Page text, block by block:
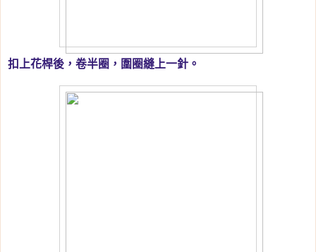
扣上花桿後，卷半圈，圍圈縫上一針。